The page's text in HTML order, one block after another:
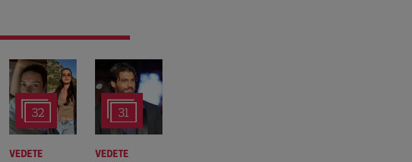
32
VEDETE
31
VEDETE